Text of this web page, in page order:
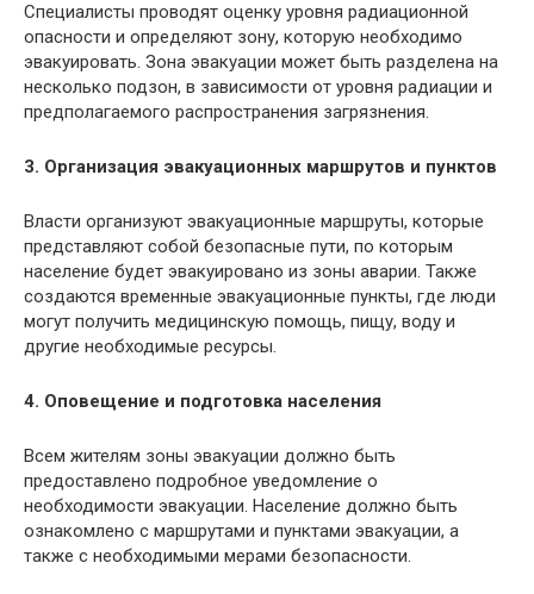
Специалисты проводят оценку уровня радиационной
опасности и определяют зону, которую необходимо
эвакуировать. Зона эвакуации может быть разделена на
несколько подзон, в зависимости от уровня радиации и
предполагаемого распространения загрязнения.
3. Организация эвакуационных маршрутов и пунктов
Власти организуют эвакуационные маршруты, которые
представляют собой безопасные пути, по которым
население будет эвакуировано из зоны аварии. Также
создаются временные эвакуационные пункты, где люди
могут получить медицинскую помощь, пищу, воду и
другие необходимые ресурсы.
4. Оповещение и подготовка населения
Всем жителям зоны эвакуации должно быть
предоставлено подробное уведомление о
необходимости эвакуации. Население должно быть
ознакомлено с маршрутами и пунктами эвакуации, а
также с необходимыми мерами безопасности.